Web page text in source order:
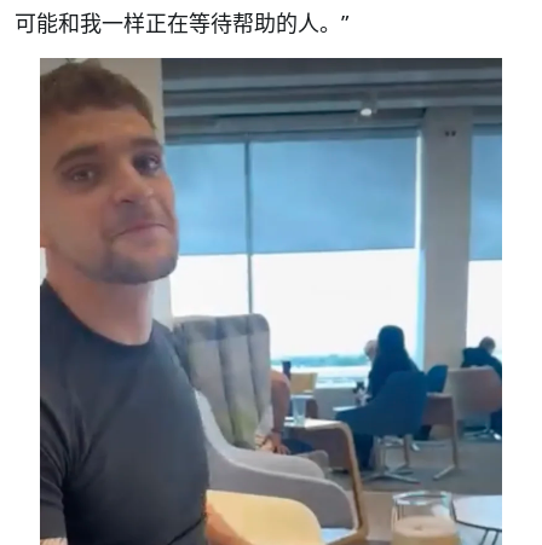
可能和我一样正在等待帮助的人。”